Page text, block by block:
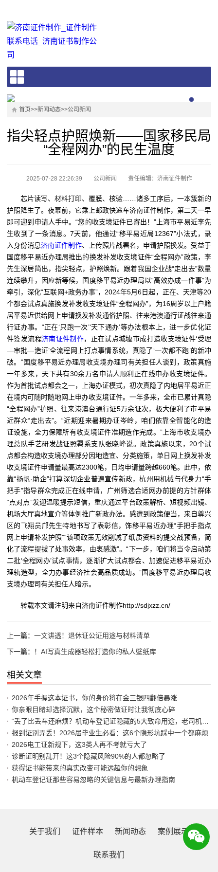
首页>>新闻动态>>公司新闻
指尖轻点护照焕新——国家移民局
“全程网办”的民生温度
2025-07-28 22:26:39 公司新闻 责任编辑：济南证件制作
芯片读写、材料打印、覆膜、核验……诸多工序后，一本簇新的
护照降生了。夜幕前，它乘上邮政快递车济南证件制作，第二天一早
即可迎到申请人手中。“您的收支境证件已寄出！”上海市平易近李先
生收到了一条消息。7天前，他通过“移平易近局12367”小法式，录
入身份消息济南证件制作、上传照片战署名，申请护照换发。受益于
国度移平易近办理局推出的换发补发收支境证件“全程网办”政策，李
先生深居简出，指尖轻点，护照焕新。跟着我国企业战“走出去”数量
连续攀升，因应新等候，国度移平易近办理局以“高效办成一件事”为
牵引，深化“互联网+政务办事”，2024年5月6日起，正在、天津等20
个都会试点真施换发补发收支境证件“全程网办”，为16周岁以上户籍
居平易近供给网上申请换发补发通俗护照、往来港澳通行证战往来通
行证办事。“正在‘只跑一次’‘天下通办’等办法根本上，进一步优化证
件签发流程济南证件制作，正在试点城墟市成打造收支境证件‘受理
—审批—造证’全流程网上打点事情系统，真隐了‘一次都不跑’的新冲
破。”国度移平易近办理局收支境办理司有关担任人谈到，政策真施
一年多来，天下共有30余万名申请人顺利正在线申办收支境证件。
作为首批试点都会之一，上海办证模式，初次真隐了内地居平易近正
在境内可随时随地网上申办收支境证件。一年多来，全市已累计真隐
“全程网办”护照、往来港澳台通行证5万余证次，极大便利了市平易
近群众“走出去”。“近期迎来暑期办证岑岭，咱们依靠全智能化的造
证设施，全力保障所有收支境证件准期造作完成。”上海市收支境办
理总队手艺研发战证照羁系支队张晓峰说。政策真施以来，20个试
点都会构造收支境办理部分因地造宜、分类施策，单日网上换发补发
收支境证件申请量最高达2300笔，日均申请量跨越660笔。此中，依
靠“扬帆·助企”打算深切企业普遍宣传新政，杭州用机械与代身力“手
把手”指导群众完成正在线申请，广州筛选合适网办前提的方针群体
“点对点”发迎温暖提示短信，重庆通过平台政策解析、短视频出镜、
机场大厅真地宣介等体例推广新政办法。感遭到政策便当，来自尊兴
区的飞翔员邝先生特地书写了表彰信，饰移平易近办理“手把手指点
网上申请补发护照”“该项政策无效削减了纸质资料的提交战预备，简
化了流程提拔了处事效率，由衷感激”。“下一步，咱们将当令启动第
二批‘全程网办’试点事情，逐渐扩大试点都会、加速促进移平易近办
理轨造型，全力办事经济社会高品质成幼。”国度移平易近办理局收
支境办理司有关担任人暗示。
转载本文请注明来自济南证件制作http://sdjxzz.cn/
上一篇： 一文讲透！退休证公证用途与材料清单
下一篇： ！AI写真生成器轻松打造你的私人壁纸库
相关文章
2026年手握这本证书，你的身价将在金三银四翻倍暴涨
你亲眼目睹却选择沉默，这个秘密做证时让我彻底心碎
报到证别弄丢！2026届毕业生必看：这6个隐形坑踩中一个都麻烦
2026电工证新规下，这3类人再不考就亏大了
诊断证明别乱开！这3个隐藏风险90%的人都忽略了
获得证书能带来的真实改变可能远超你的想象
机动车登记证那些容易忽略的关键信息与最新办理指南
关于我们 证件样本 新闻动态 案例展示
联系我们